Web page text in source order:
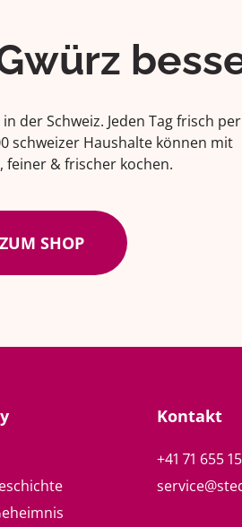
der Schweiz. Jeden Tag frisch per
schweizer Haushalte können mit
feiner & frischer kochen.
ZUM SHOP
Kontakt
+41 71 655